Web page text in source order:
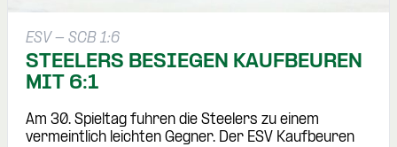
ESV - SCB 1:6
STEELERS BESIEGEN KAUFBEUREN
MIT 6:1
Am 30. Spieltag fuhren die Steelers zu einem
vermeintlich leichten Gegner. Der ESV Kaufbeuren